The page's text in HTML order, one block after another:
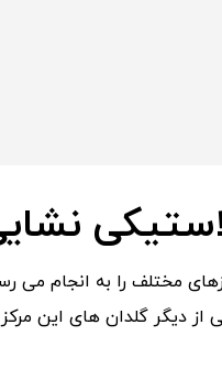
مختلف را به انجام می
دیگر گلدان های این